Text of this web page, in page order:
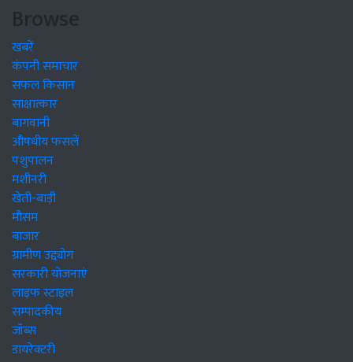
Browse
खबरें
कंपनी समाचार
सफल किसान
साक्षात्कार
बागवानी
औषधीय फसलें
पशुपालन
मशीनरी
खेती-बाड़ी
मौसम
बाजार
ग्रामीण उद्द्योग
सरकारी योजनाएं
लाइफ स्टाइल
सम्पादकीय
जॉब्स
डायरेक्टरी